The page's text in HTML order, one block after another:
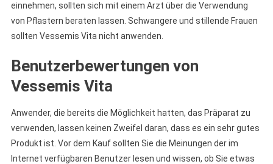
einnehmen, sollten sich mit einem Arzt über die Verwendung
von Pflastern beraten lassen. Schwangere und stillende Frauen
sollten Vessemis Vita nicht anwenden.
Benutzerbewertungen von
Vessemis Vita
Anwender, die bereits die Möglichkeit hatten, das Präparat zu
verwenden, lassen keinen Zweifel daran, dass es ein sehr gutes
Produkt ist. Vor dem Kauf sollten Sie die Meinungen der im
Internet verfügbaren Benutzer lesen und wissen, ob Sie etwas